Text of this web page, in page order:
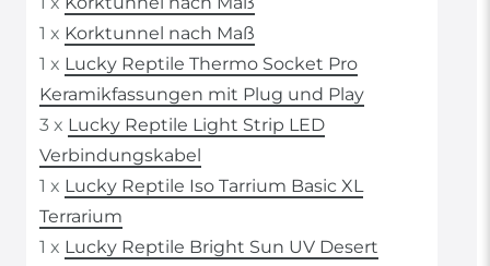
1 x Korktunnel nach Maß
1 x Lucky Reptile Thermo Socket Pro
Keramikfassungen mit Plug und Play
3 x Lucky Reptile Light Strip LED
Verbindungskabel
1 x Lucky Reptile Iso Tarrium Basic XL
Terrarium
1 x Lucky Reptile Bright Sun UV Desert